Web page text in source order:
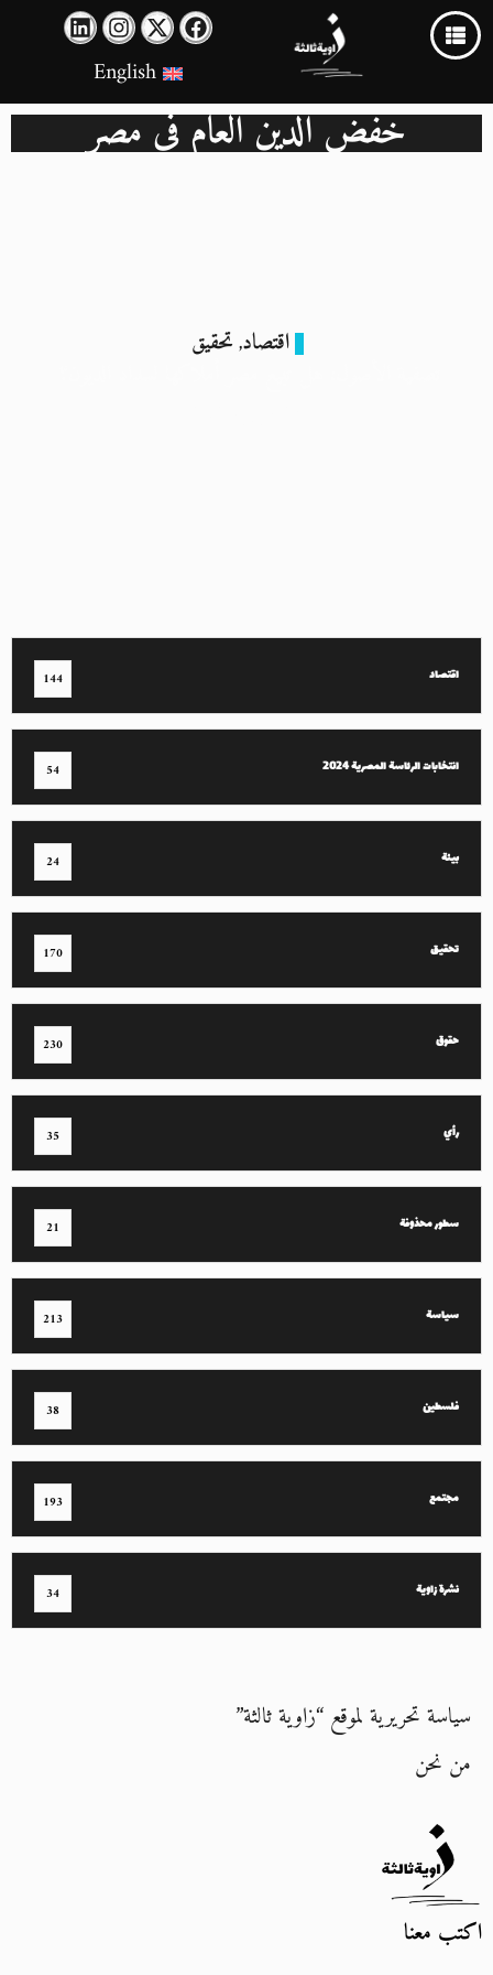
English
خفض الدين العام في مصر
اقتصاد,تحقيق
اقتصاد 144
انتخابات الرئاسة المصرية 2024 54
بيئة 24
تحقيق 170
حقوق 230
رأي 35
سطور محذوفة 21
سياسة 213
فلسطين 38
مجتمع 193
نشرة زاوية 34
سياسة تحريرية لموقع “زاوية ثالثة”
من نحن
اكتب معنا